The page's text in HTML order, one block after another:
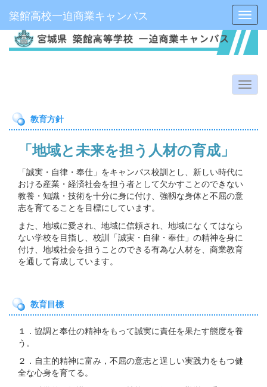
築館高校一迫商業キャンパス
教育方針
「地域と未来を担う人材の育成」
「誠実・自律・奉仕」をキャンパス校訓とし、新しい時代に
おける産業・経済社会を担う者として欠かすことのできない
教養・知識・技術を十分に身に付け、強靱な身体と不屈の意
志を育てることを目標にしています。
また、地域に愛され、地域に信頼され、地域になくてはなら
ない学校を目指し、校訓「誠実・自律・奉仕」の精神を身に
付け、地域社会を担うことのできる有為な人材を、商業教育
を通して育成しています。
教育目標
１．協調と奉仕の精神をもって誠実に責任を果たす態度を養
う。
２．自主的精神に富み，不屈の意志と逞しい実践力をもつ健
全な心身を育てる。